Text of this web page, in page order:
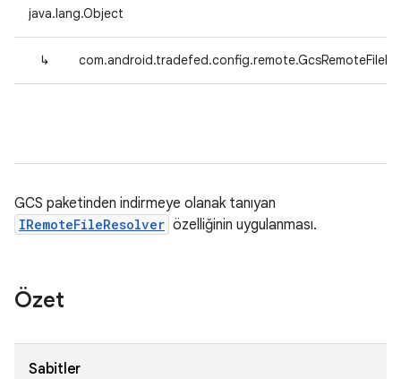
java.lang.Object
↳
GCS paketinden indirmeye olanak tanıyan
IRemoteFileResolver özelliğinin uygulanması.
Özet
Sabitler